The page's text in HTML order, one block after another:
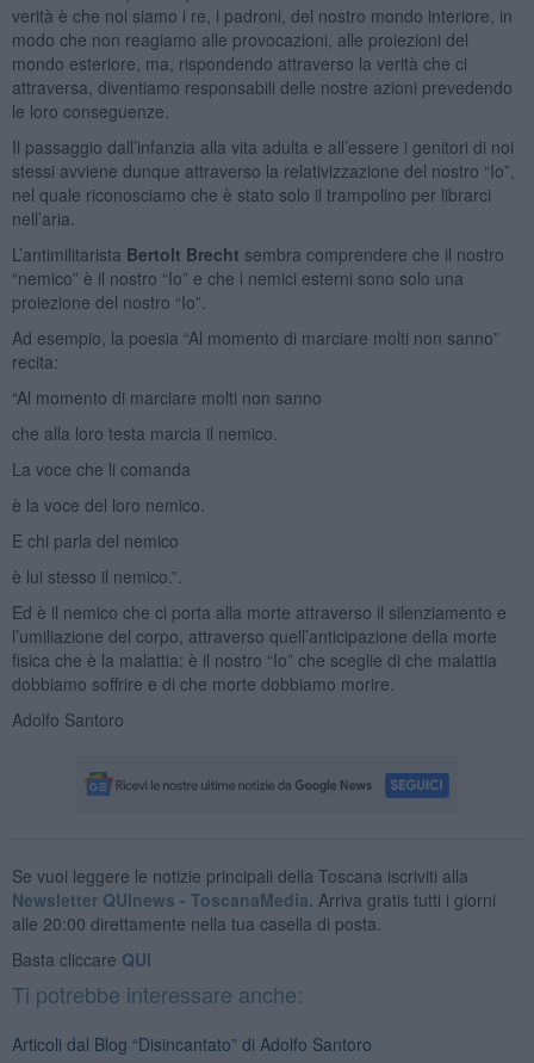
verità è che noi siamo i re, i padroni, del nostro mondo interiore, in
modo che non reagiamo alle provocazioni, alle proiezioni del
mondo esteriore, ma, rispondendo attraverso la verità che ci
attraversa, diventiamo responsabili delle nostre azioni prevedendo
le loro conseguenze.
Il passaggio dall’infanzia alla vita adulta e all’essere i genitori di noi
stessi avviene dunque attraverso la relativizzazione del nostro “Io”,
nel quale riconosciamo che è stato solo il trampolino per librarci
nell’aria.
L’antimilitarista Bertolt Brecht sembra comprendere che il nostro
“nemico” è il nostro “Io” e che i nemici esterni sono solo una
proiezione del nostro “Io”.
Ad esempio, la poesia “Al momento di marciare molti non sanno”
recita:
“Al momento di marciare molti non sanno
che alla loro testa marcia il nemico.
La voce che li comanda
è la voce del loro nemico.
E chi parla del nemico
è lui stesso il nemico.”.
Ed è il nemico che ci porta alla morte attraverso il silenziamento e
l’umiliazione del corpo, attraverso quell’anticipazione della morte
fisica che è la malattia: è il nostro “Io” che sceglie di che malattia
dobbiamo soffrire e di che morte dobbiamo morire.
Adolfo Santoro
Se vuoi leggere le notizie principali della Toscana iscriviti alla
Newsletter QUInews - ToscanaMedia. Arriva gratis tutti i giorni
alle 20:00 direttamente nella tua casella di posta.
Basta cliccare QUI
Ti potrebbe interessare anche:
Articoli dal Blog “Disincantato” di Adolfo Santoro